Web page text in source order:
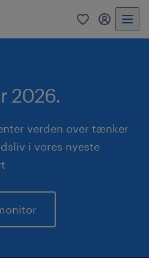
0
2026.
verden over tænker
i vores nyeste